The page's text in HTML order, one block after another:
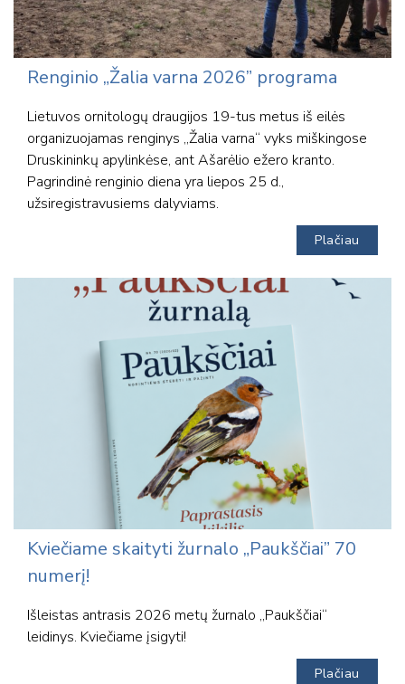
Renginio „Žalia varna 2026” programa
Lietuvos ornitologų draugijos 19-tus metus iš eilės
organizuojamas renginys „Žalia varna“ vyks miškingose
Druskininkų apylinkėse, ant Ašarėlio ežero kranto.
Pagrindinė renginio diena yra liepos 25 d.,
užsiregistravusiems dalyviams.
Plačiau
Kviečiame skaityti žurnalo „Paukščiai” 70
numerį!
Išleistas antrasis 2026 metų žurnalo „Paukščiai“
leidinys. Kviečiame įsigyti!
Plačiau